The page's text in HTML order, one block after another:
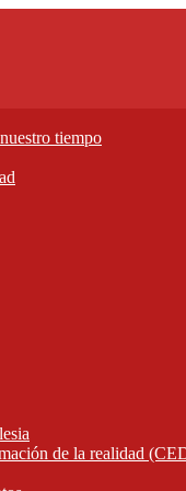
tiempo
de la realidad